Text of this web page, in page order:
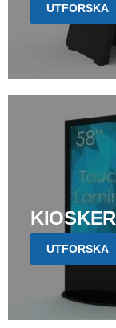
UTFORSKA
KIOSKER
UTFORSKA